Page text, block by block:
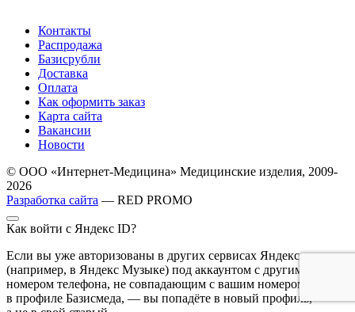
Контакты
Распродажа
Базисрубли
Доставка
Оплата
Как оформить заказ
Карта сайта
Вакансии
Новости
© ООО «Интернет-Медицина» Медицинские изделия, 2009-
2026
Разработка сайта — RED PROMO
Как войти с Яндекс ID?
Если вы уже авторизованы в других сервисах Яндекса
(например, в Яндекс Музыке) под аккаунтом с другим
номером телефона, не совпадающим с вашим номером
в профиле Базисмеда, — вы попадёте в новый профиль,